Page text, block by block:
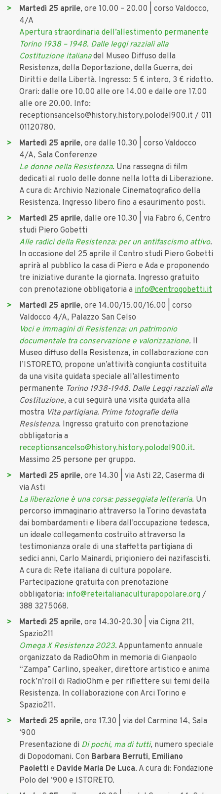
Martedì 25 aprile, ore 10.00 – 20.00 | corso Valdocco,
4/A
Apertura straordinaria dell’allestimento permanente
Torino 1938 – 1948. Dalle leggi razziali alla
Costituzione italianadel Museo Diffuso della
Resistenza, della Deportazione, della Guerra, dei
Diritti e della Libertà. Ingresso: 5 € intero, 3 € ridotto.
Orari: dalle ore 10.00 alle ore 14.00 e dalle ore 17.00
alle ore 20.00. Info:
receptionsancelso@history.history.polodel900.it / 011
01120780.
Martedì 25 aprile, ore dalle 10.30 | corso Valdocco
4/A, Sala Conferenze
Le donne nella Resistenza. Una rassegna di film
dedicati al ruolo delle donne nella lotta di Liberazione.
A cura di: Archivio Nazionale Cinematografico della
Resistenza. Ingresso libero fino a esaurimento posti.
Martedì 25 aprile, dalle ore 10.30 | via Fabro 6, Centro
studi Piero Gobetti
Alle radici della Resistenza: per un antifascismo attivo.
In occasione del 25 aprile il Centro studi Piero Gobetti
aprirà al pubblico la casa di Piero e Ada e proponendo
tre iniziative durante la giornata. Ingresso gratuito
con prenotazione obbligatoria a info@centrogobetti.it
Martedì 25 aprile, ore 14.00/15.00/16.00 | corso
Valdocco 4/A, Palazzo San Celso
Voci e immagini di Resistenza: un patrimonio
documentale tra conservazione e valorizzazione. Il
Museo diffuso della Resistenza, in collaborazione con
l’ISTORETO, propone un’attività congiunta costituita
da una visita guidata speciale all’allestimento
permanente Torino 1938-1948. Dalle Leggi razziali alla
Costituzione, a cui seguirà una visita guidata alla
mostra Vita partigiana. Prime fotografie della
Resistenza. Ingresso gratuito con prenotazione
obbligatoria a
receptionsancelso@history.history.polodel900.it.
Massimo 25 persone per gruppo.
Martedì 25 aprile, ore 14.30 | via Asti 22, Caserma di
via Asti
La liberazione è una corsa: passeggiata letteraria. Un
percorso immaginario attraverso la Torino devastata
dai bombardamenti e libera dall’occupazione tedesca,
un ideale collegamento costruito attraverso la
testimonianza orale di una staffetta partigiana di
sedici anni, Carlo Mainardi, prigioniero dei nazifascisti.
A cura di: Rete italiana di cultura popolare.
Partecipazione gratuita con prenotazione
obbligatoria: info@reteitalianaculturapopolare.org /
388 3275068.
Martedì 25 aprile, ore 14.30-20.30 | via Cigna 211,
Spazio211
Omega X Resistenza 2023. Appuntamento annuale
organizzato da RadioOhm in memoria di Gianpaolo
“Zampa” Carlino, speaker, direttore artistico e anima
rock’n’roll di RadioOhm e per riflettere sui temi della
Resistenza. In collaborazione con Arci Torino e
Spazio211.
Martedì 25 aprile, ore 17.30 | via del Carmine 14, Sala
‘900
Presentazione di Di pochi, ma di tutti, numero speciale
di Dopodomani. Con Barbara Berruti, Emiliano
Paoletti e Davide Maria De Luca. A cura di: Fondazione
Polo del ‘900 e ISTORETO.